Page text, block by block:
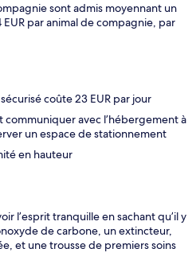
sont admis moyennant un
par animal de compagnie, par
coûte 23 EUR par jour
communiquer avec l’hébergement à
un espace de stationnement
en hauteur
l’esprit tranquille en sachant qu’il y
de carbone, un extincteur,
et une trousse de premiers soins